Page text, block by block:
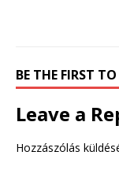
BE THE FIRST
Leave a
Hozzászólás